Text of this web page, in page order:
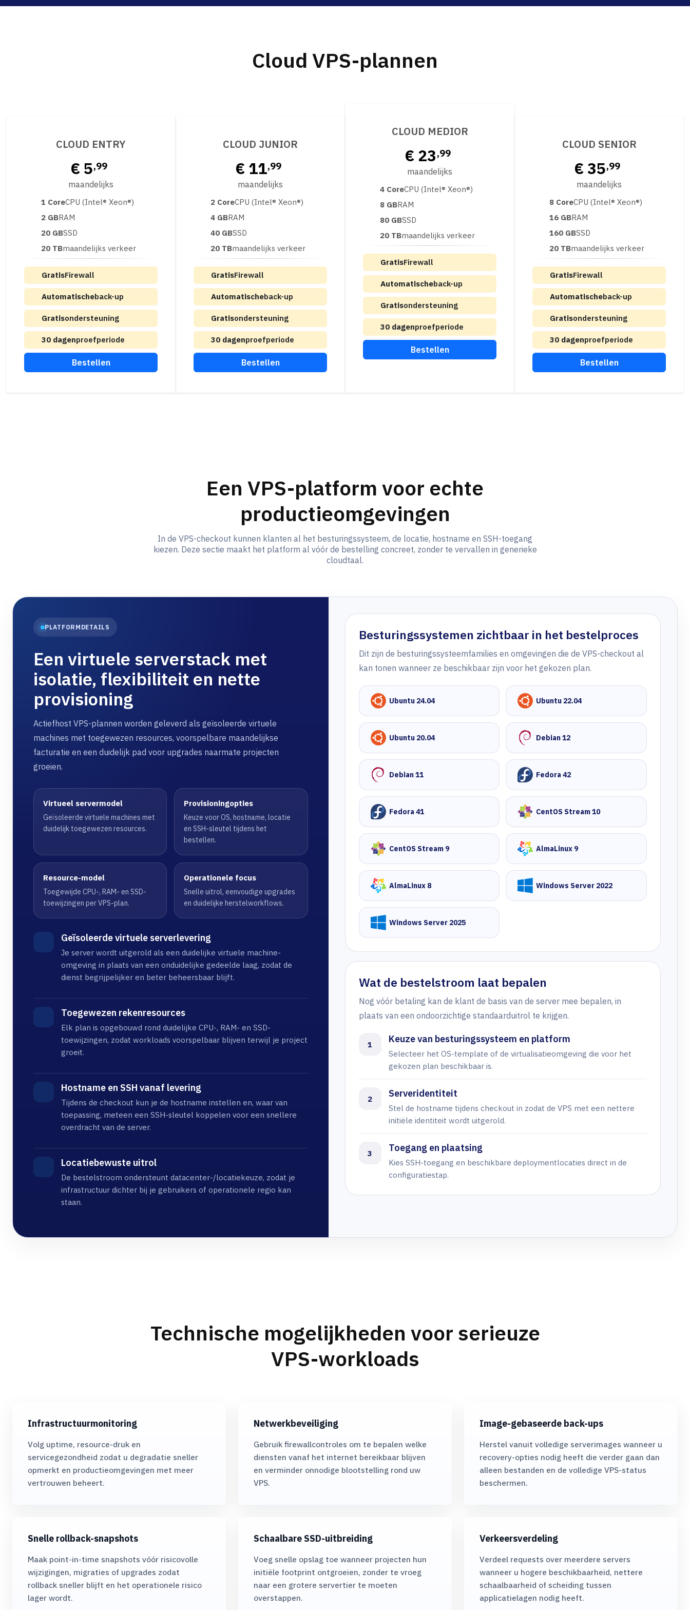
Cloud VPS-plannen
CLOUD ENTRY
€ 5,99
maandelijks
1 CoreCPU (Intel® Xeon®)
2 GBRAM
20 GBSSD
20 TBmaandelijks verkeer
GratisFirewall
Automatischeback-up
Gratisondersteuning
30 dagenproefperiode
Bestellen
CLOUD JUNIOR
€ 11,99
maandelijks
2 CoreCPU (Intel® Xeon®)
4 GBRAM
40 GBSSD
20 TBmaandelijks verkeer
GratisFirewall
Automatischeback-up
Gratisondersteuning
30 dagenproefperiode
Bestellen
CLOUD MEDIOR
€ 23,99
maandelijks
4 CoreCPU (Intel® Xeon®)
8 GBRAM
80 GBSSD
20 TBmaandelijks verkeer
GratisFirewall
Automatischeback-up
Gratisondersteuning
30 dagenproefperiode
Bestellen
CLOUD SENIOR
€ 35,99
maandelijks
8 CoreCPU (Intel® Xeon®)
16 GBRAM
160 GBSSD
20 TBmaandelijks verkeer
GratisFirewall
Automatischeback-up
Gratisondersteuning
30 dagenproefperiode
Bestellen
Een VPS-platform voor echte
productieomgevingen
In de VPS-checkout kunnen klanten al het besturingssysteem, de locatie, hostname en SSH-toegang
kiezen. Deze sectie maakt het platform al vóór de bestelling concreet, zonder te vervallen in generieke
cloudtaal.
PLATFORMDETAILS
Een virtuele serverstack met
isolatie, flexibiliteit en nette
provisioning
Actiefhost VPS-plannen worden geleverd als geïsoleerde virtuele
machines met toegewezen resources, voorspelbare maandelijkse
facturatie en een duidelijk pad voor upgrades naarmate projecten
groeien.
Virtueel servermodel
Geïsoleerde virtuele machines met
duidelijk toegewezen resources.
Provisioningopties
Keuze voor OS, hostname, locatie
en SSH-sleutel tijdens het
bestellen.
Resource-model
Toegewijde CPU-, RAM- en SSD-
toewijzingen per VPS-plan.
Operationele focus
Snelle uitrol, eenvoudige upgrades
en duidelijke herstelworkflows.
Geïsoleerde virtuele serverlevering
Je server wordt uitgerold als een duidelijke virtuele machine-
omgeving in plaats van een onduidelijke gedeelde laag, zodat de
dienst begrijpelijker en beter beheersbaar blijft.
Toegewezen rekenresources
Elk plan is opgebouwd rond duidelijke CPU-, RAM- en SSD-
toewijzingen, zodat workloads voorspelbaar blijven terwijl je project
groeit.
Hostname en SSH vanaf levering
Tijdens de checkout kun je de hostname instellen en, waar van
toepassing, meteen een SSH-sleutel koppelen voor een snellere
overdracht van de server.
Locatiebewuste uitrol
De bestelstroom ondersteunt datacenter-/locatiekeuze, zodat je
infrastructuur dichter bij je gebruikers of operationele regio kan
staan.
Besturingssystemen zichtbaar in het bestelproces
Dit zijn de besturingssysteemfamilies en omgevingen die de VPS-checkout al
kan tonen wanneer ze beschikbaar zijn voor het gekozen plan.
Ubuntu 24.04 Ubuntu 22.04
Ubuntu 20.04 Debian 12
Debian 11 Fedora 42
Fedora 41 CentOS Stream 10
CentOS Stream 9 AlmaLinux 9
AlmaLinux 8 Windows Server 2022
Windows Server 2025
Wat de bestelstroom laat bepalen
Nog vóór betaling kan de klant de basis van de server mee bepalen, in
plaats van een ondoorzichtige standaarduitrol te krijgen.
1 Keuze van besturingssysteem en platform
Selecteer het OS-template of de virtualisatieomgeving die voor het
gekozen plan beschikbaar is.
2 Serveridentiteit
Stel de hostname tijdens checkout in zodat de VPS met een nettere
initiële identiteit wordt uitgerold.
3 Toegang en plaatsing
Kies SSH-toegang en beschikbare deploymentlocaties direct in de
configuratiestap.
Technische mogelijkheden voor serieuze
VPS-workloads
Infrastructuurmonitoring
Volg uptime, resource-druk en
servicegezondheid zodat u degradatie sneller
opmerkt en productieomgevingen met meer
vertrouwen beheert.
Netwerkbeveiliging
Gebruik firewallcontroles om te bepalen welke
diensten vanaf het internet bereikbaar blijven
en verminder onnodige blootstelling rond uw
VPS.
Image-gebaseerde back-ups
Herstel vanuit volledige serverimages wanneer u
recovery-opties nodig heeft die verder gaan dan
alleen bestanden en de volledige VPS-status
beschermen.
Snelle rollback-snapshots
Maak point-in-time snapshots vóór risicovolle
wijzigingen, migraties of upgrades zodat
rollback sneller blijft en het operationele risico
lager wordt.
Schaalbare SSD-uitbreiding
Voeg snelle opslag toe wanneer projecten hun
initiële footprint ontgroeien, zonder te vroeg
naar een grotere servertier te moeten
overstappen.
Verkeersverdeling
Verdeel requests over meerdere servers
wanneer u hogere beschikbaarheid, nettere
schaalbaarheid of scheiding tussen
applicatielagen nodig heeft.